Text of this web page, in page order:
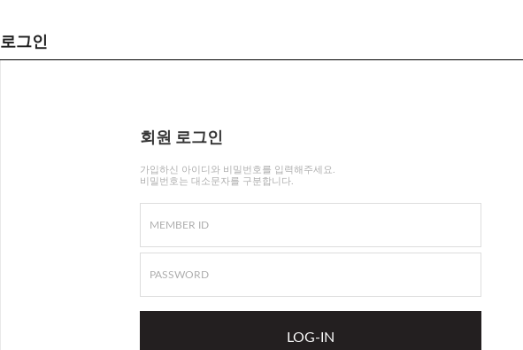
연혁
로그인
회원 로그인
가입하신 아이디와 비밀번호를 입력해주세요.
비밀번호는 대소문자를 구분합니다.
MEMBER ID
PASSWORD
LOG-IN